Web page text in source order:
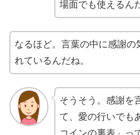
場面でも使えるん
なるほど。言葉の中に感謝の
れているんだね。
そうそう。感謝を
て、愛の行いでも